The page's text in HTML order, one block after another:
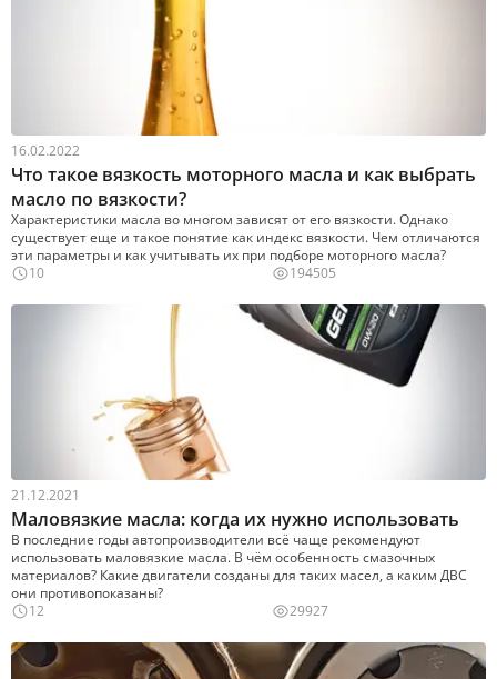
16.02.2022
Что такое вязкость моторного масла и как выбрать
масло по вязкости?
Характеристики масла во многом зависят от его вязкости. Однако
существует еще и такое понятие как индекс вязкости. Чем отличаются
эти параметры и как учитывать их при подборе моторного масла?
10
194505
21.12.2021
Маловязкие масла: когда их нужно использовать
В последние годы автопроизводители всё чаще рекомендуют
использовать маловязкие масла. В чём особенность смазочных
материалов? Какие двигатели созданы для таких масел, а каким ДВС
они противопоказаны?
12
29927